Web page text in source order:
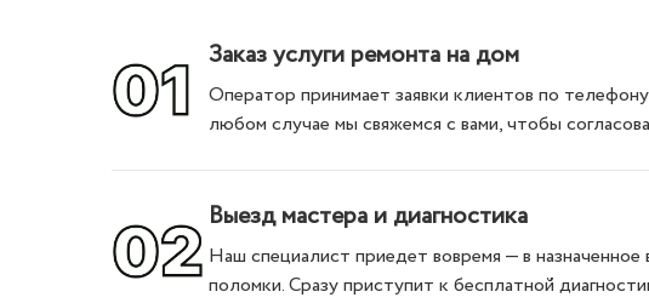
Заказ услуги ремонта на дом
Оператор принимает заявки клиентов по
любом случае мы свяжемся с вами, чтобы
Выезд мастера и диагностика
Наш специалист приедет вовремя — в
поломки. Сразу приступит к бесплатной